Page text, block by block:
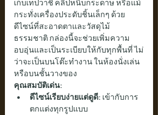
เก็บเทปวาชิ คลิปหนีบกระดาษ หรือแม้
กระทั่งเครื่องประดับชิ้นเล็กๆ ด้วย
ดีไซน์ที่สะอาดตาและวัสดุไม้
ธรรมชาติ กล่องนี้จะช่วยเพิ่มความ
อบอุ่นและเป็นระเบียบให้กับทุกพื้นที่ ไม่
ว่าจะเป็นบนโต๊ะทำงาน ในห้องนั่งเล่น
หรือบนชั้นวางของ
คุณสมบัติเด่น:
ดีไซน์เรียบง่ายแต่ดูดี: เข้ากับการ
ตกแต่งทุกรูปแบบ